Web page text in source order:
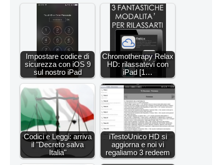
Impostare codice di
sicurezza con iOS 9
sul nostro iPad
Chromotherapy Relax
HD: rilassatevi con
iPad [1…
Codici e Leggi: arriva
il "Decreto salva
Italia"
iTestoUnico HD si
aggiorna e noi vi
regaliamo 3 redeem